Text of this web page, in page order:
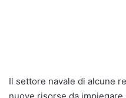
Il settore navale di alcune